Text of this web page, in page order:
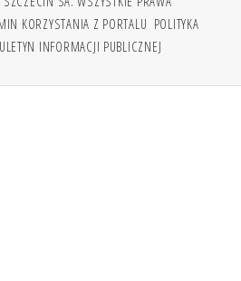
KORZYSTANIA Z PORTALU POLITYKA
INFORMACJI PUBLICZNEJ